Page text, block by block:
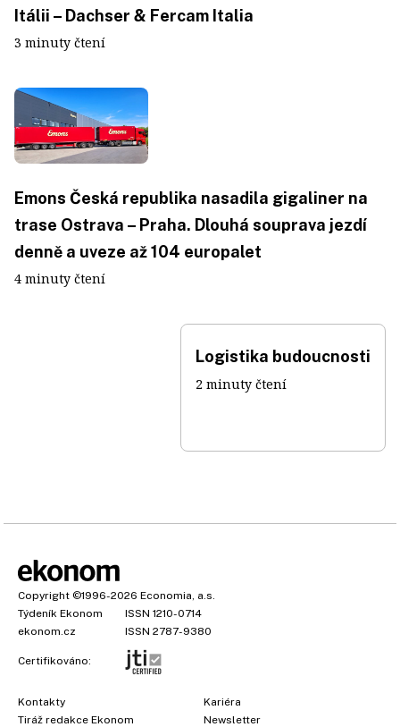
Itálii – Dachser & Fercam Italia
3 minuty čtení
Emons Česká republika nasadila gigaliner na
trase Ostrava – Praha. Dlouhá souprava jezdí
denně a uveze až 104 europalet
4 minuty čtení
Logistika budoucnosti
2 minuty čtení
Copyright ©1996-2026 Economia, a.s.
Týdeník Ekonom
ISSN 1210-0714
ekonom.cz
ISSN 2787-9380
Certifikováno:
Kontakty
Tiráž redakce Ekonom
Kariéra
Newsletter